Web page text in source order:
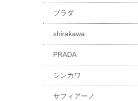
プラダ
shirakawa
PRADA
シンカワ
サフィアーノ